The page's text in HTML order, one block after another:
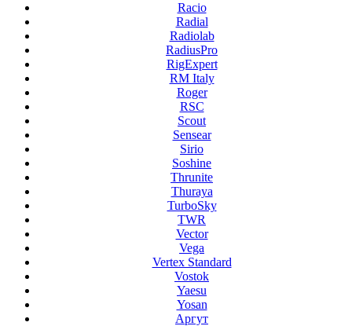
Racio
Radial
Radiolab
RadiusPro
RigExpert
RM Italy
Roger
RSC
Scout
Sensear
Sirio
Soshine
Thrunite
Thuraya
TurboSky
TWR
Vector
Vega
Vertex Standard
Vostok
Yaesu
Yosan
Аргут